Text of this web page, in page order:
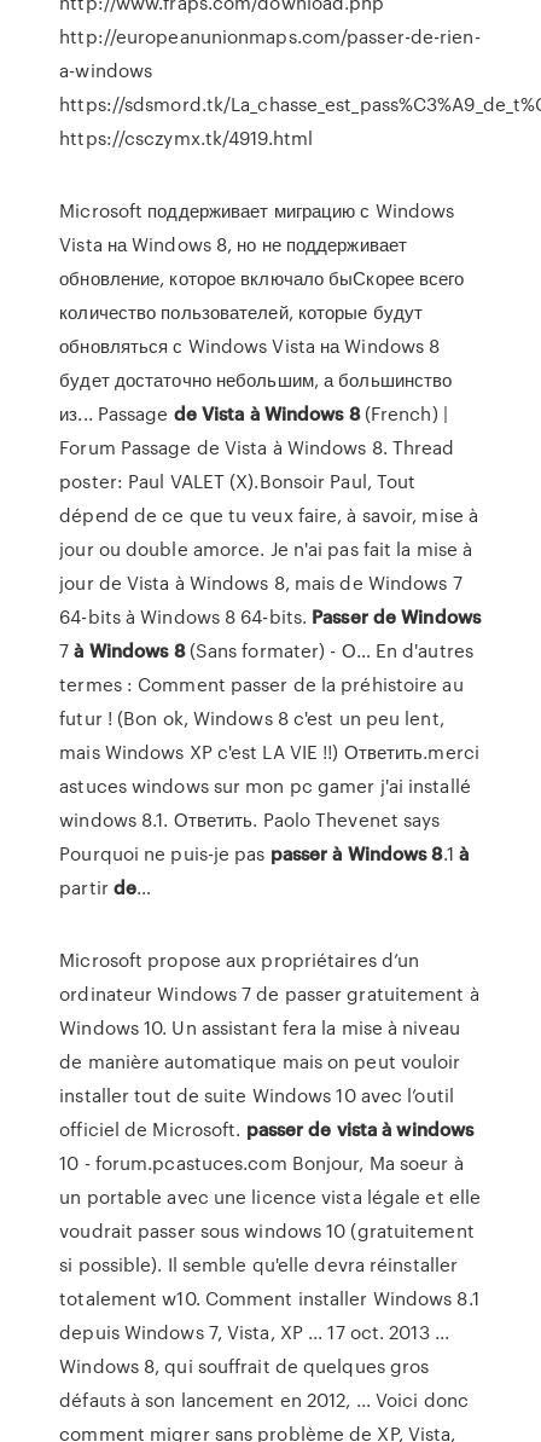
http://europeanunionmaps.com/passer-de-rien-
a-windows
https://sdsmord.tk/
https://csczymx.tk/4919.html
Microsoft поддерживает миграцию с Windows
Vista на Windows 8, но не поддерживает
обновление, которое включало быСкорее всего
количество пользователей, которые будут
обновляться с Windows Vista на Windows 8
будет достаточно небольшим, а большинство
из... Passage deVista à Windows 8(French) |
Forum Passage de Vista à Windows 8. Thread
poster: Paul VALET (X).Bonsoir Paul, Tout
dépend de ce que tu veux faire, à savoir, mise à
jour ou double amorce. Je n'ai pas fait la mise à
jour de Vista à Windows 8, mais de Windows 7
64-bits à Windows 8 64-bits. Passer de Windows
7à Windows 8(Sans formater) - О… En d'autres
termes : Comment passer de la préhistoire au
futur ! (Bon ok, Windows 8 c'est un peu lent,
mais Windows XP c'est LA VIE !!) Ответить.merci
astuces windows sur mon pc gamer j'ai installé
windows 8.1. Ответить. Paolo Thevenet says
Pourquoi ne puis-je pas passer à Windows8.1 à
partirde…
Microsoft propose aux propriétaires d’un
ordinateur Windows 7 de passer gratuitement à
Windows 10. Un assistant fera la mise à niveau
de manière automatique mais on peut vouloir
installer tout de suite Windows 10 avec l’outil
officiel de Microsoft. passer de vista à windows
10 - forum.pcastuces.com Bonjour, Ma soeur à
un portable avec une licence vista légale et elle
voudrait passer sous windows 10 (gratuitement
si possible). Il semble qu'elle devra réinstaller
totalement w10. Comment installer Windows 8.1
depuis Windows 7, Vista, XP ... 17 oct. 2013 ...
Windows 8, qui souffrait de quelques gros
défauts à son lancement en 2012, ... Voici donc
comment migrer sans problème de XP, Vista,